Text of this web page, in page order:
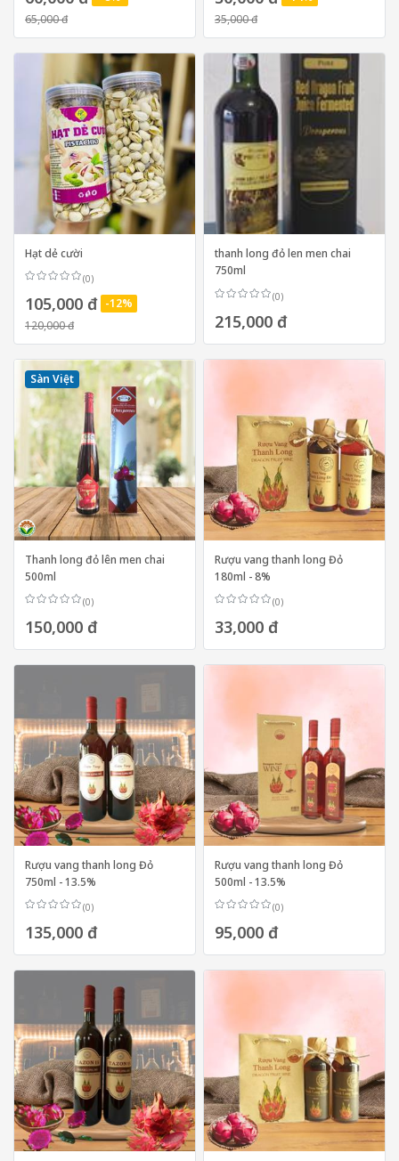
65,000 đ
35,000 đ
Hạt dẻ cười
(0)
105,000 đ -12%
120,000 đ
thanh long đỏ len men chai
750ml
(0)
215,000 đ
Sàn Việt
Thanh long đỏ lên men chai
500ml
(0)
150,000 đ
Rượu vang thanh long Đỏ
180ml - 8%
(0)
33,000 đ
Rượu vang thanh long Đỏ
750ml - 13.5%
(0)
135,000 đ
Rượu vang thanh long Đỏ
500ml - 13.5%
(0)
95,000 đ